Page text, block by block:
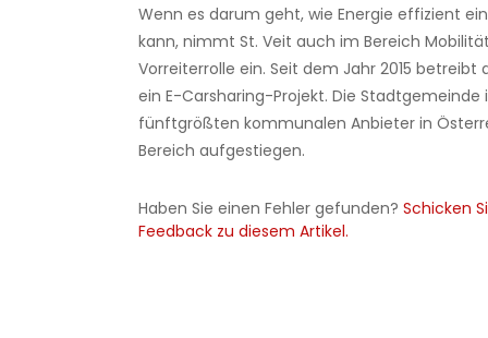
Wenn es darum geht, wie Energie effizient
kann, nimmt St. Veit auch im Bereich
Vorreiterrolle ein. Seit dem Jahr 2015 betreibt
ein E-Carsharing-Projekt. Die
fünftgrößten kommunalen Anbieter in
Bereich aufgestiegen.
Haben Sie einen Fehler gefunden?Schicken
Feedback zu diesem Artikel.